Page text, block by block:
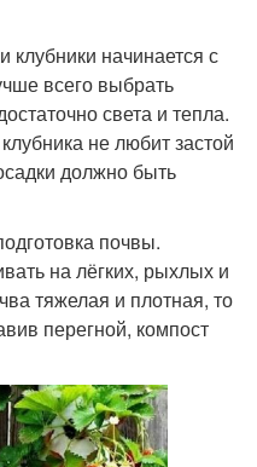
клубники начинается с
всего выбрать
света и тепла.
не любит застой
должно быть
почвы.
на лёгких, рыхлых и
тяжелая и плотная, то
перегной, компост